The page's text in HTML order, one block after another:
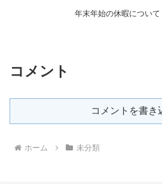
年末年始の休暇について
コメント
コメントを書き
ホーム 未分類